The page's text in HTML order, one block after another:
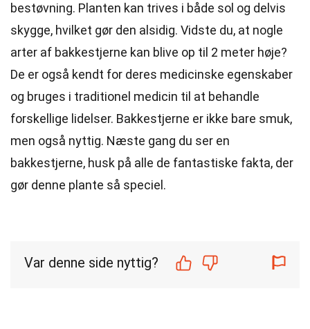
bestøvning. Planten kan trives i både sol og delvis
skygge, hvilket gør den alsidig. Vidste du, at nogle
arter af bakkestjerne kan blive op til 2 meter høje?
De er også kendt for deres medicinske egenskaber
og bruges i traditionel medicin til at behandle
forskellige lidelser. Bakkestjerne er ikke bare smuk,
men også nyttig. Næste gang du ser en
bakkestjerne, husk på alle de fantastiske fakta, der
gør denne plante så speciel.
Var denne side nyttig?